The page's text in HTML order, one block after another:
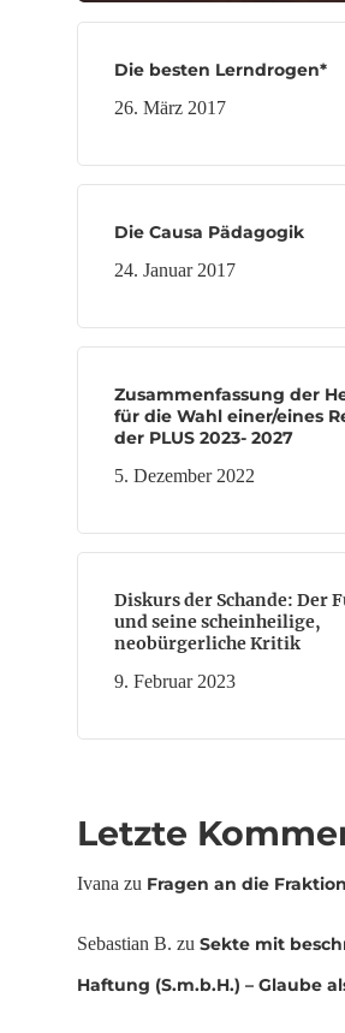
Die besten Lerndrogen*
26. März 2017
Die Causa Pädagogik
24. Januar 2017
Zusammenfassung der
für die Wahl einer/eines
der PLUS 2023- 2027
5. Dezember 2022
Diskurs der Schande: Der
und seine scheinheilige,
neobürgerliche Kritik
9. Februar 2023
Letzte
Ivana zu Fragen an die
Sebastian B. zu Sekte mit
Haftung (S.m.b.H.) – Glaube